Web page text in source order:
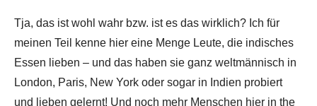
Tja, das ist wohl wahr bzw. ist es das wirklich? Ich für
meinen Teil kenne hier eine Menge Leute, die indisches
Essen lieben – und das haben sie ganz weltmännisch in
London, Paris, New York oder sogar in Indien probiert
und lieben gelernt! Und noch mehr Menschen hier in the